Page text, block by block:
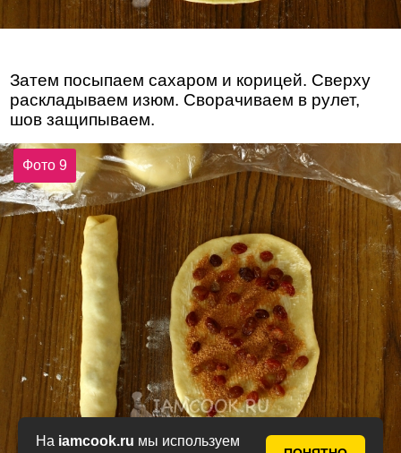
На iamcook.ru мы используем
Затем посыпаем сахаром и корицей. Сверху
раскладываем изюм. Сворачиваем в рулет,
шов защипываем.
Фото 9